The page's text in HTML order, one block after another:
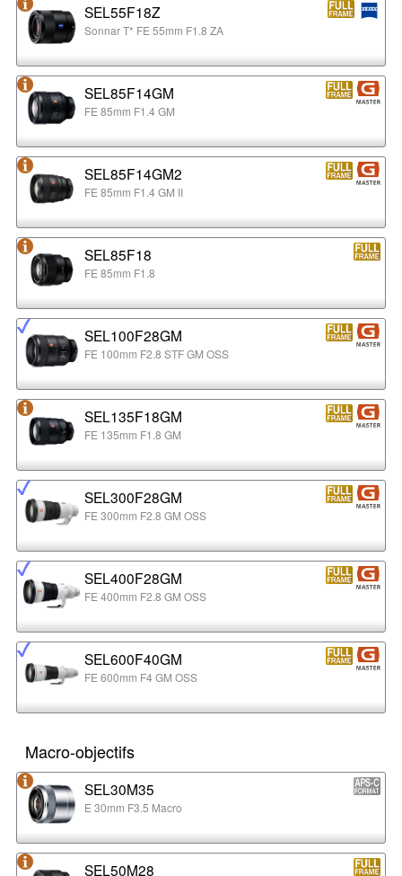
SEL55F18Z
Sonnar T* FE 55mm F1.8 ZA
SEL85F14GM
FE 85mm F1.4 GM
SEL85F14GM2
FE 85mm F1.4 GM II
SEL85F18
FE 85mm F1.8
SEL100F28GM
FE 100mm F2.8 STF GM OSS
SEL135F18GM
FE 135mm F1.8 GM
SEL300F28GM
FE 300mm F2.8 GM OSS
SEL400F28GM
FE 400mm F2.8 GM OSS
SEL600F40GM
FE 600mm F4 GM OSS
Macro-objectifs
SEL30M35
E 30mm F3.5 Macro
SEL50M28